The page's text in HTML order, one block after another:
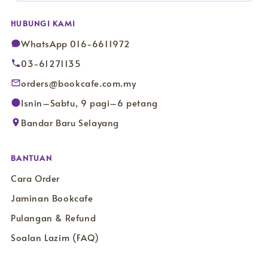
HUBUNGI KAMI
WhatsApp 016-6611972
03-61271135
orders@bookcafe.com.my
Isnin–Sabtu, 9 pagi–6 petang
Bandar Baru Selayang
BANTUAN
Cara Order
Jaminan Bookcafe
Pulangan & Refund
Soalan Lazim (FAQ)